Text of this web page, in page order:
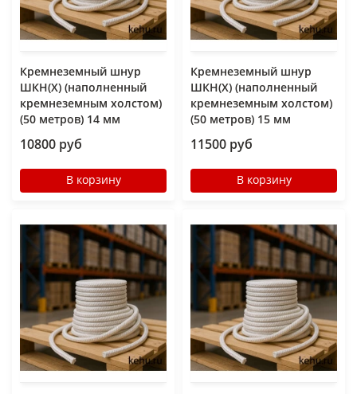
Кремнеземный шнур
ШКН(Х) (наполненный
кремнеземным холстом)
(50 метров) 14 мм
10800 руб
В корзину
Кремнеземный шнур
ШКН(Х) (наполненный
кремнеземным холстом)
(50 метров) 15 мм
11500 руб
В корзину